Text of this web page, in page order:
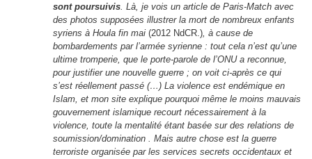
sont poursuivis. Là, je vois un article de Paris-Match avec
des photos supposées illustrer la mort de nombreux enfants
syriens à Houla fin mai (2012 NdCR.), à cause de
bombardements par l’armée syrienne : tout cela n’est qu’une
ultime tromperie, que le porte-parole de l’ONU a reconnue,
pour justifier une nouvelle guerre ; on voit ci-après ce qui
s’est réellement passé (…) La violence est endémique en
Islam, et mon site explique pourquoi même le moins mauvais
gouvernement islamique recourt nécessairement à la
violence, toute la mentalité étant basée sur des relations de
soumission/domination . Mais autre chose est la guerre
terroriste organisée par les services secrets occidentaux et